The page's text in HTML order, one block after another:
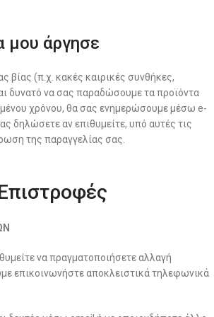
μου άργησε
βίας (π.χ. κακές καιρικές συνθήκες,
δυνατό να σας παραδώσουμε τα προϊόντα
χρόνου, θα σας ενημερώσουμε μέσω e-
δηλώσετε αν επιθυμείτε, υπό αυτές τις
της παραγγελίας σας.
να πραγματοποιήσετε αλλαγή
επικοινωνήστε αποκλειστικά τηλεφωνικά